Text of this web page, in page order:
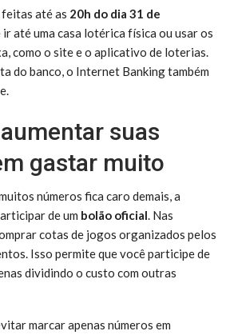
até as 20h do dia 31 de
ir até uma casa lotérica física ou usar os
como o site e o aplicativo de loterias.
do banco, o Internet Banking também
suas
gastar muito
números fica caro demais, a
de um bolão oficial. Nas
cotas de jogos organizados pelos
Isso permite que você participe de
dividindo o custo com outras
marcar apenas números em